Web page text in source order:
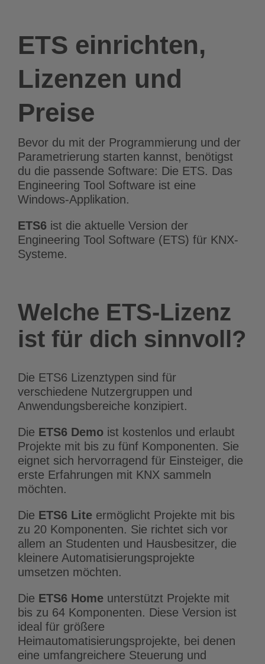
ETS einrichten,
Lizenzen und
Preise
Bevor du mit der Programmierung und der
Parametrierung starten kannst, benötigst
du die passende Software: Die ETS. Das
Engineering Tool Software ist eine
Windows-Applikation.
ETS6 ist die aktuelle Version der
Engineering Tool Software (ETS) für KNX-
Systeme.
Welche ETS-Lizenz
ist für dich sinnvoll?
Die ETS6 Lizenztypen sind für
verschiedene Nutzergruppen und
Anwendungsbereiche konzipiert.
Die ETS6 Demo ist kostenlos und erlaubt
Projekte mit bis zu fünf Komponenten. Sie
eignet sich hervorragend für Einsteiger, die
erste Erfahrungen mit KNX sammeln
möchten.
Die ETS6 Lite ermöglicht Projekte mit bis
zu 20 Komponenten. Sie richtet sich vor
allem an Studenten und Hausbesitzer, die
kleinere Automatisierungsprojekte
umsetzen möchten.
Die ETS6 Home unterstützt Projekte mit
bis zu 64 Komponenten. Diese Version ist
ideal für größere
Heimautomatisierungsprojekte, bei denen
eine umfangreichere Steuerung und